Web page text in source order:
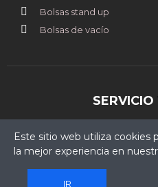
Bolsas stand up
Bolsas de vacío
+51 967 507 772
Este sitio web utiliza cookies
la mejor experiencia en
IR